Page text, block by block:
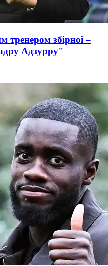
тренером збірної –
Адзурру"